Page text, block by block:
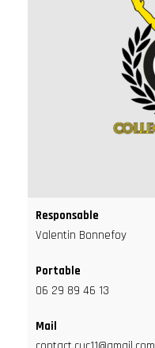
Responsable
Valentin Bonnefoy
Portable
06 29 89 46 13
Mail